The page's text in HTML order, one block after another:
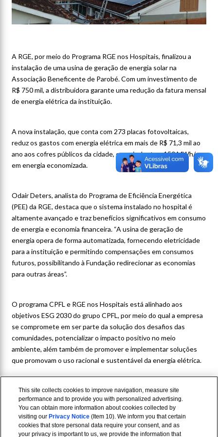
A RGE, por meio do Programa RGE nos Hospitais, finalizou a
instalação de uma usina de geração de energia solar na
Associação Beneficente de Parobé. Com um investimento de
R$ 750 mil, a distribuidora garante uma redução da fatura mensal
de energia elétrica da instituição.
A nova instalação, que conta com 273 placas fotovoltaicas,
reduz os gastos com energia elétrica em mais de R$ 71,3 mil ao
ano aos cofres públicos da cidade, o equivalente a 150 MWh/ano
em energia economizada.
Odair Deters, analista do Programa de Eficiência Energética
(PEE) da RGE, destaca que o sistema instalado no hospital é
altamente avançado e traz benefícios significativos em consumo
de energia e economia financeira. “A usina de geração de
energia opera de forma automatizada, fornecendo eletricidade
para a instituição e permitindo compensações em consumos
futuros, possibilitando à Fundação redirecionar as economias
para outras áreas”.
O programa CPFL e RGE nos Hospitais está alinhado aos
objetivos ESG 2030 do grupo CPFL, por meio do qual a empresa
se compromete em ser parte da solução dos desafios das
comunidades, potencializar o impacto positivo no meio
ambiente, além também de promover e implementar soluções
que promovam o uso racional e sustentável da energia elétrica.
This site collects cookies to improve navigation, measure site
performance and to provide you with personalized advertising.
You can obtain more information about cookies collected by
visiting our Privacy Notice(Item 10). We inform you that certain
cookies that store personal data require your consent, and as
your privacy is important to us, we provide the information that